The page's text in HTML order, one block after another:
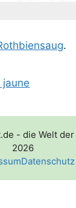
.
- die Welt
2026
Datenschutz